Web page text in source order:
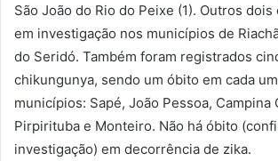
São João do Rio do Peixe (1). Outros
em investigação nos municípios de
do Seridó. Também foram registrados
chikungunya, sendo um óbito em cada
municípios: Sapé, João Pessoa, Campina
Pirpirituba e Monteiro. Não há óbito
investigação) em decorrência de zika.